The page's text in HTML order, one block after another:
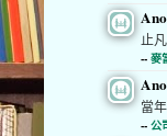
止
-- 麥
當
-- 公